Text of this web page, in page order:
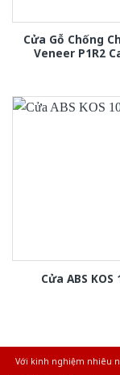
Cửa Gỗ Chống
Veneer P1R2
Cửa ABS KOS
Với kinh nghiệm nhiêu